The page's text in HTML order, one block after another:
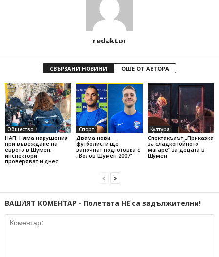
redaktor
СВЪРЗАНИ НОВИНИ ОЩЕ ОТ АВТОРА
Общество
НАП: Няма нарушения
при въвеждане на
еврото в Шумен,
инспектори
проверяват и днес
Спорт
Двама нови
футболисти ще
започнат подготовка с
„Волов Шумен 2007“
Култура
Спектакълът „Приказка
за сладкопойното
магаре“ за децата в
Шумен
ВАШИЯТ КОМЕНТАР - Полетата НЕ са задължителни!